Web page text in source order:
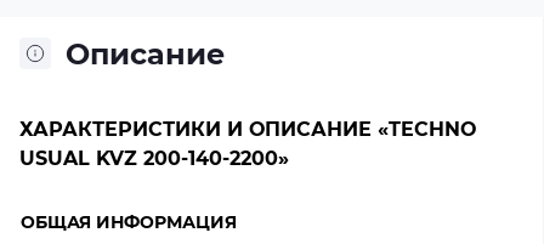
Описание
ХАРАКТЕРИСТИКИ И ОПИСАНИЕ «TECHNO
USUAL KVZ 200-140-2200»
ОБЩАЯ ИНФОРМАЦИЯ